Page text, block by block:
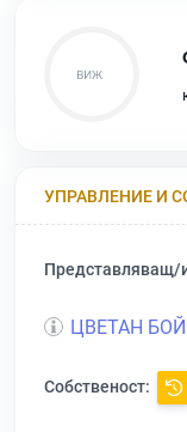
УПРАВЛЕНИЕ И
Представляващ/
ЦВЕТАН
Собственост: